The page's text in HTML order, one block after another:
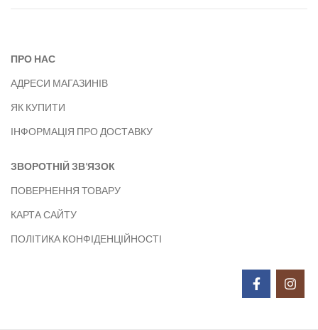
ПРО НАС
АДРЕСИ МАГАЗИНІВ
ЯК КУПИТИ
ІНФОРМАЦІЯ ПРО ДОСТАВКУ
ЗВОРОТНІЙ ЗВ’ЯЗОК
ПОВЕРНЕННЯ ТОВАРУ
КАРТА САЙТУ
ПОЛІТИКА КОНФІДЕНЦІЙНОСТІ